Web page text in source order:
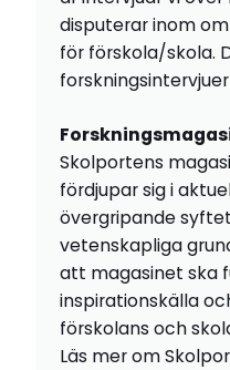
disputerar inom
för förskola/skola.
forskningsintervjuer
Skolportens
fördjupar sig i
övergripande
vetenskapliga
att magasinet ska
inspirationskälla
förskolans och
Läs mer om